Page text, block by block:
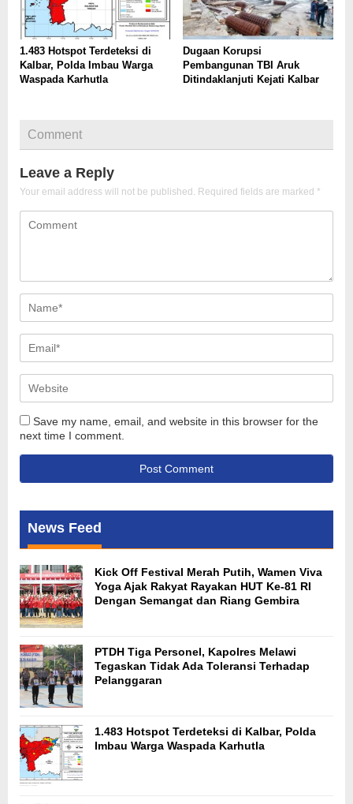
1.483 Hotspot Terdeteksi di
Kalbar, Polda Imbau Warga
Waspada Karhutla
Dugaan Korupsi
Pembangunan TBI Aruk
Ditindaklanjuti Kejati Kalbar
Comment
Leave a Reply
Your email address will not be published. Required fields are marked *
Save my name, email, and website in this browser for the
next time I comment.
News Feed
Kick Off Festival Merah Putih, Wamen Viva
Yoga Ajak Rakyat Rayakan HUT Ke-81 RI
Dengan Semangat dan Riang Gembira
PTDH Tiga Personel, Kapolres Melawi
Tegaskan Tidak Ada Toleransi Terhadap
Pelanggaran
1.483 Hotspot Terdeteksi di Kalbar, Polda
Imbau Warga Waspada Karhutla